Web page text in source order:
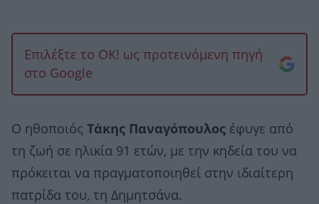
Επιλέξτε το OK! ως προτεινόμενη πηγή
στο Google
Ο ηθοποιός Τάκης Παναγόπουλος έφυγε από
τη ζωή σε ηλικία 91 ετών, με την κηδεία του να
πρόκειται να πραγματοποιηθεί στην ιδιαίτερη
πατρίδα του, τη Δημητσάνα.